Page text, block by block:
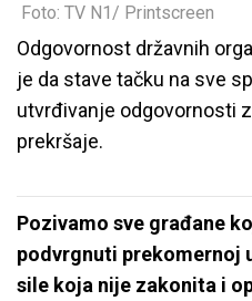
Foto: TV N1/ Printscreen
Odgovornost državnih
je da stave tačku na sve
utvrđivanje odgovornosti
prekršaje.
Pozivamo sve građane
podvrgnuti prekomernoj
sile koja nije zakonita i